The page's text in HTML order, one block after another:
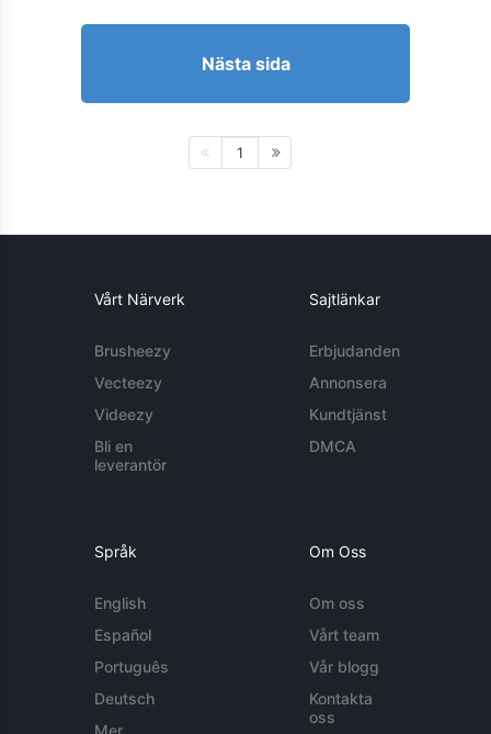
Nästa sida
1
Vårt Närverk
Brusheezy
Vecteezy
Videezy
Bli en
leverantör
Sajtlänkar
Erbjudanden
Annonsera
Kundtjänst
DMCA
Språk
English
Español
Português
Deutsch
Mer...
Om Oss
Om oss
Vårt team
Vår blogg
Kontakta
oss